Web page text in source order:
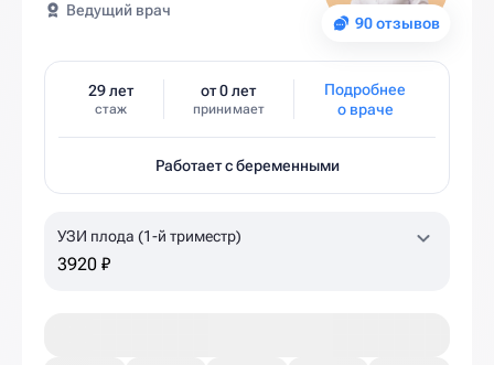
90 отзывов
Ведущий врач
29 лет
стаж
от 0 лет
принимает
Подробнее
о враче
Работает с беременными
УЗИ плода (1-й триместр)
3920 ₽